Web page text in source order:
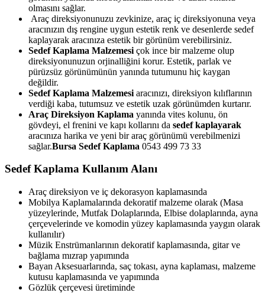
olmasını sağlar.
Araç direksiyonunuzu zevkinize, araç iç direksiyonuna veya
aracınızın dış rengine uygun estetik renk ve desenlerde sedef
kaplayarak aracınıza estetik bir görünüm verebilirsiniz.
Sedef Kaplama Malzemesi çok ince bir malzeme olup
direksiyonunuzun orjinalliğini korur. Estetik, parlak ve
pürüzsüz görünümünün yanında tutumunu hiç kaygan
değildir.
Sedef Kaplama Malzemesi aracınızı, direksiyon kılıflarının
verdiği kaba, tutumsuz ve estetik uzak görünümden kurtarır.
Araç Direksiyon Kaplama yanında vites kolunu, ön
gövdeyi, el frenini ve kapı kollarını da sedef kaplayarak
aracınıza harika ve yeni bir araç görünümü verebilmenizi
sağlar.Bursa Sedef Kaplama 0543 499 73 33
Sedef Kaplama Kullanım Alanı
Araç direksiyon ve iç dekorasyon kaplamasında
Mobilya Kaplamalarında dekoratif malzeme olarak (Masa
yüzeylerinde, Mutfak Dolaplarında, Elbise dolaplarında, ayna
çerçevelerinde ve komodin yüzey kaplamasında yaygın olarak
kullanılır)
Müzik Enstrümanlarının dekoratif kaplamasında, gitar ve
bağlama mızrap yapımında
Bayan Aksesuarlarında, saç tokası, ayna kaplaması, malzeme
kutusu kaplamasında ve yapımında
Gözlük çerçevesi üretiminde